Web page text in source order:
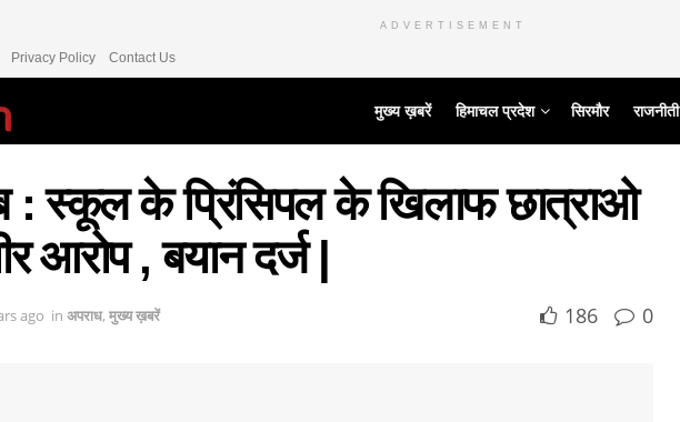
ADVERTISEMENT
Privacy Policy Contact Us
मुख्य ख़बरें हिमाचल प्रदेश सिरमौर राजनीती
: स्कूल के प्रिंसिपल के खिलाफ छात्राओ
आरोप , बयान दर्ज |
ago in अपराध, मुख्य ख़बरें 186 0